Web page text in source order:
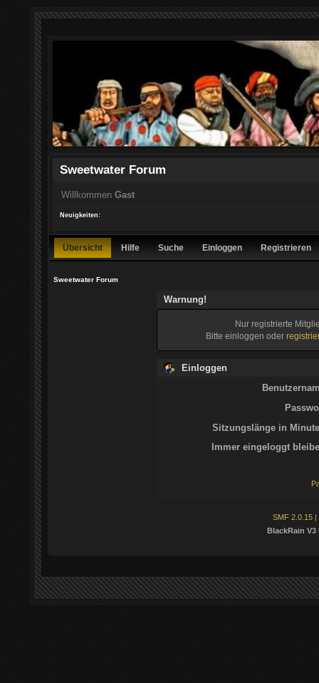
Sweetwater Forum
Willkommen Gast
Neuigkeiten:
Übersicht Hilfe Suche Einloggen Registrieren
Sweetwater Forum
Warnung!
Nur registrierte
Bitte einloggen oder
Einloggen
Sitzungslänge in
Immer eingeloggt
SMF 2.0.15 |
BlackRain V3